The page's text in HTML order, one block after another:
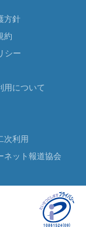
方針
約
シー
用について
次利用
ネット報道協会